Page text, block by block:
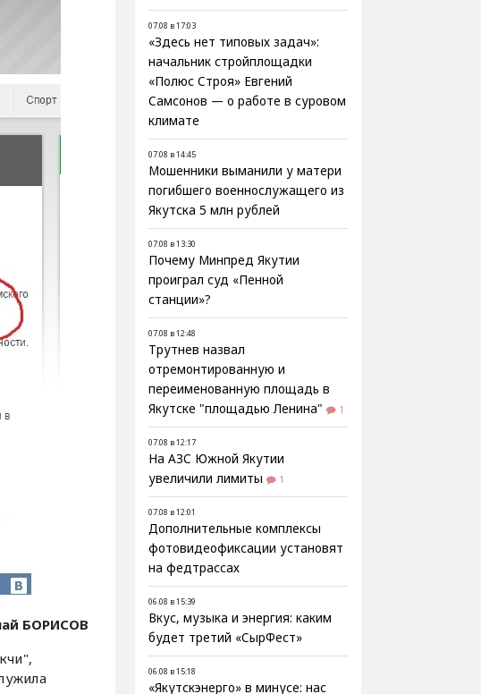
БОРИСОВ
07.08 в 17:03
«Здесь нет типовых задач»:
начальник стройплощадки
«Полюс Строя» Евгений
Самсонов — о работе в суровом
климате
07.08 в 14:45
Мошенники выманили у матери
погибшего военнослужащего из
Якутска 5 млн рублей
07.08 в 13:30
Почему Минпред Якутии
проиграл суд «Пенной
станции»?
07.08 в 12:48
Трутнев назвал
отремонтированную и
переименованную площадь в
Якутске "площадью Ленина"
1
07.08 в 12:17
На АЗС Южной Якутии
увеличили лимиты
1
07.08 в 12:01
Дополнительные комплексы
фотовидеофиксации установят
на федтрассах
06.08 в 15:39
Вкус, музыка и энергия: каким
будет третий «СырФест»
06.08 в 15:18
«Якутскэнерго» в минусе: нас